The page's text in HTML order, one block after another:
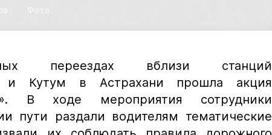
переездах вблизи станций
и Кутум в Астрахани прошла акция
В ходе мероприятия сотрудники
пути раздали водителям тематические